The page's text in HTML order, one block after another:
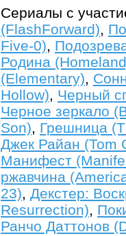
Сериалы с
(FlashForward),
Five-0),
Родина
(Elementary),
Hollow), Черный
Черное зеркало
Son), Грешница
Джек Райан (Tom
Манифест
ржавчина
23), Декстер:
Resurrection),
Ранчо Даттонов